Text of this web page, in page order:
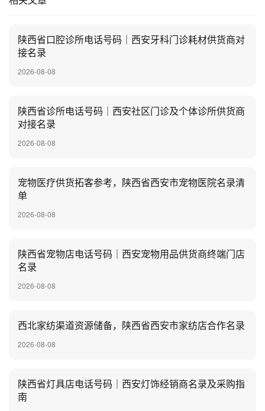
陕西省口腔诊所电话号码｜西安牙科门诊耗材供货商对
接名录
2026-08-08
陕西省诊所电话号码｜西安社区门诊及个体诊所供货商
对接名录
2026-08-08
宠物医疗供货拓客参考，陕西省西安市宠物医院名录清
单
2026-08-08
陕西省宠物店电话号码｜西安宠物用品供货商终端门店
名录
2026-08-08
西北家纺渠道资源储备，陕西省西安市家纺店合作名录
2026-08-08
陕西省灯具店电话号码｜西安灯饰经销商名录及采购指
南